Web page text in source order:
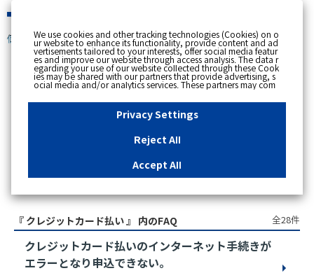
個人のお客さま
スペースで区切って複数語検索が可能です。
例：電気 料金 支払状況
アクセス数順
『 クレジットカード払い 』 内のFAQ 全28件
クレジットカード払いのインターネット手続きが
エラーとなり申込できない。
We use cookies and other tracking technologies (Cookies) on o
ur website to enhance its functionality, provide content and ad
vertisements tailored to your interests, offer social media featur
es and improve our website through access analysis. The data r
egarding your use of our website collected through these Cook
ies may be shared with our partners that provide advertising, s
ocial media and/or analytics services. These partners may com
bine the data shared by us with other data that you have provi
ded to them or that they have collected from your use of their s
ervices or other websites to analyse and optimise advertisemen
ts delivered to you by businesses other than us on the internet.
essary Cookies, please click "Reject All". If you agree to the use
of all Cookies, please click "Accept All". To select your preferen
u can change your consent or rejection settings at any time by c
"Privacy Settings"button on this banner or through y
our browser's "Settings". For more information regarding the pr
site, please refer to the link below.Cookies DetailsPrivacy Polic
y
Privacy Settings
Reject All
Accept All